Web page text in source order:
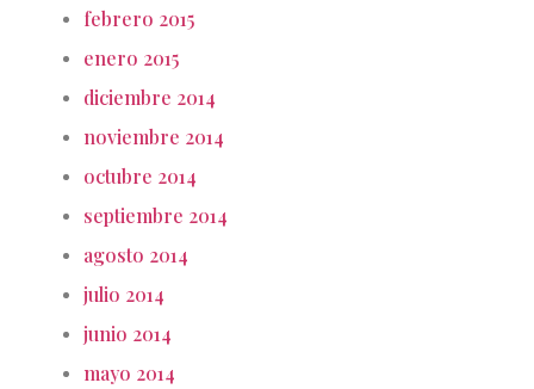
febrero 2015
enero 2015
diciembre 2014
noviembre 2014
octubre 2014
septiembre 2014
agosto 2014
julio 2014
junio 2014
mayo 2014